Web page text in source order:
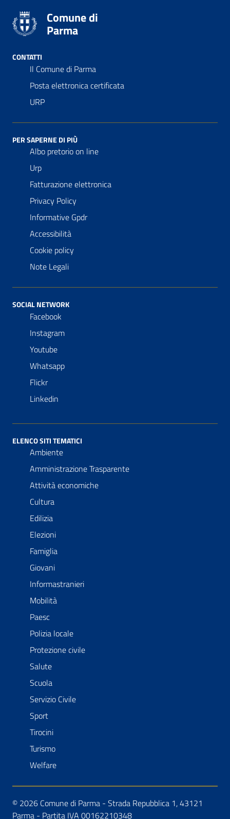
Comune di
Parma
CONTATTI
Il Comune di Parma
Posta elettronica certificata
URP
PER SAPERNE DI PIÙ
Albo pretorio on line
Urp
Fatturazione elettronica
Privacy Policy
Informative Gpdr
Accessibilità
Cookie policy
Note Legali
SOCIAL NETWORK
Facebook
Instagram
Youtube
Whatsapp
Flickr
Linkedin
ELENCO SITI TEMATICI
Ambiente
Amministrazione Trasparente
Attività economiche
Cultura
Edilizia
Elezioni
Famiglia
Giovani
Informastranieri
Mobilità
Paesc
Polizia locale
Protezione civile
Salute
Scuola
Servizio Civile
Sport
Tirocini
Turismo
Welfare
© 2026 Comune di Parma - Strada Repubblica 1, 43121
Parma - Partita IVA 00162210348